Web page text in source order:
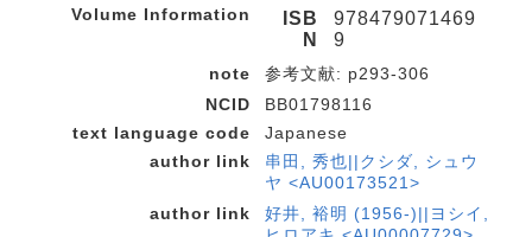
Volume Information
ISB
N
978479071469
9
note
参考文献: p293-306
NCID
BB01798116
text language code
Japanese
author link
串田, 秀也||クシダ, シュウ
ヤ <AU00173521>
author link
好井, 裕明 (1956-)||ヨシイ,